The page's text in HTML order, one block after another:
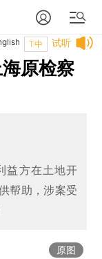
试听
T中
原检察
益方在土地开
帮助，涉案受
原图